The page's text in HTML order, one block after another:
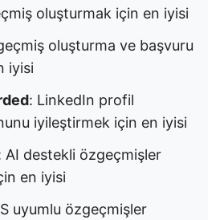
oluşturmak için en iyisi
oluşturma ve başvuru
iyisi
: LinkedIn profil
iyileştirmek için en iyisi
AI destekli özgeçmişler
en iyisi
uyumlu özgeçmişler